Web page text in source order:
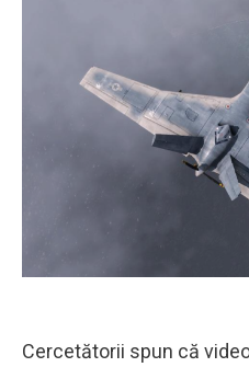
Cercetătorii spun că